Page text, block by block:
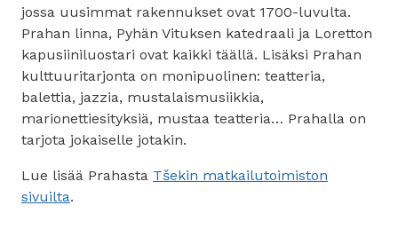
jossa uusimmat rakennukset ovat 1700-luvulta.
Prahan linna, Pyhän Vituksen katedraali ja Loretton
kapusiiniluostari ovat kaikki täällä. Lisäksi Prahan
kulttuuritarjonta on monipuolinen: teatteria,
balettia, jazzia, mustalaismusiikkia,
marionettiesityksiä, mustaa teatteria… Prahalla on
tarjota jokaiselle jotakin.
Lue lisää Prahasta Tšekin matkailutoimiston
sivuilta.